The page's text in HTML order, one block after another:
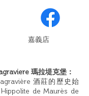
嘉義店
瑪拉堤克堡：
酒莊的歷史始
de Maurès de